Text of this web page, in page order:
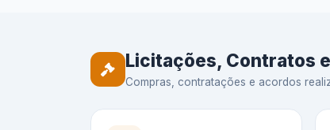
Licitações, Contratos
Compras, contratações e acordos